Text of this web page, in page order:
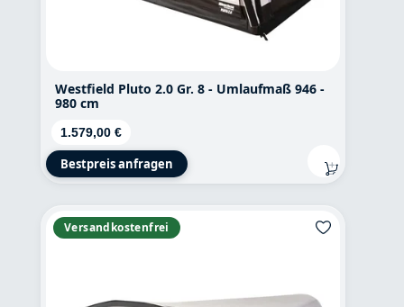
Westfield Pluto 2.0 Gr. 8 - Umlaufmaß 946 -
980 cm
Regulärer Preis:
1.579,00 €
Bestpreis anfragen
Versandkostenfrei